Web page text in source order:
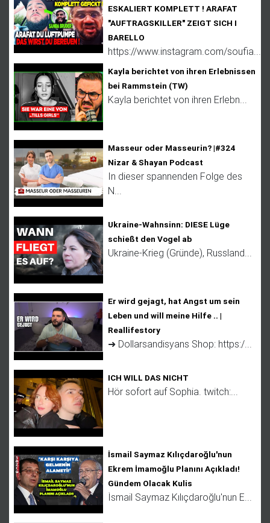
ESKALIERT KOMPLETT ! ARAFAT
"AUFTRAGSKILLER" ZEIGT SICH I
BARELLO
https://www.instagram.com/soufia...
Kayla berichtet von ihren Erlebnissen
bei Rammstein (TW)
Kayla berichtet von ihren Erlebn...
Masseur oder Masseurin? |#324
Nizar & Shayan Podcast
In dieser spannenden Folge des
N...
Ukraine-Wahnsinn: DIESE Lüge
schießt den Vogel ab
Ukraine-Krieg (Gründe), Russland...
Er wird gejagt, hat Angst um sein
Leben und will meine Hilfe .. |
Reallifestory
➜ Dollarsandisyans Shop: https:/...
ICH WILL DAS NICHT
Hör sofort auf Sophia. twitch:...
İsmail Saymaz Kılıçdaroğlu'nun
Ekrem İmamoğlu Planını Açıkladı!
Gündem Olacak Kulis
İsmail Saymaz Kılıçdaroğlu'nun E...